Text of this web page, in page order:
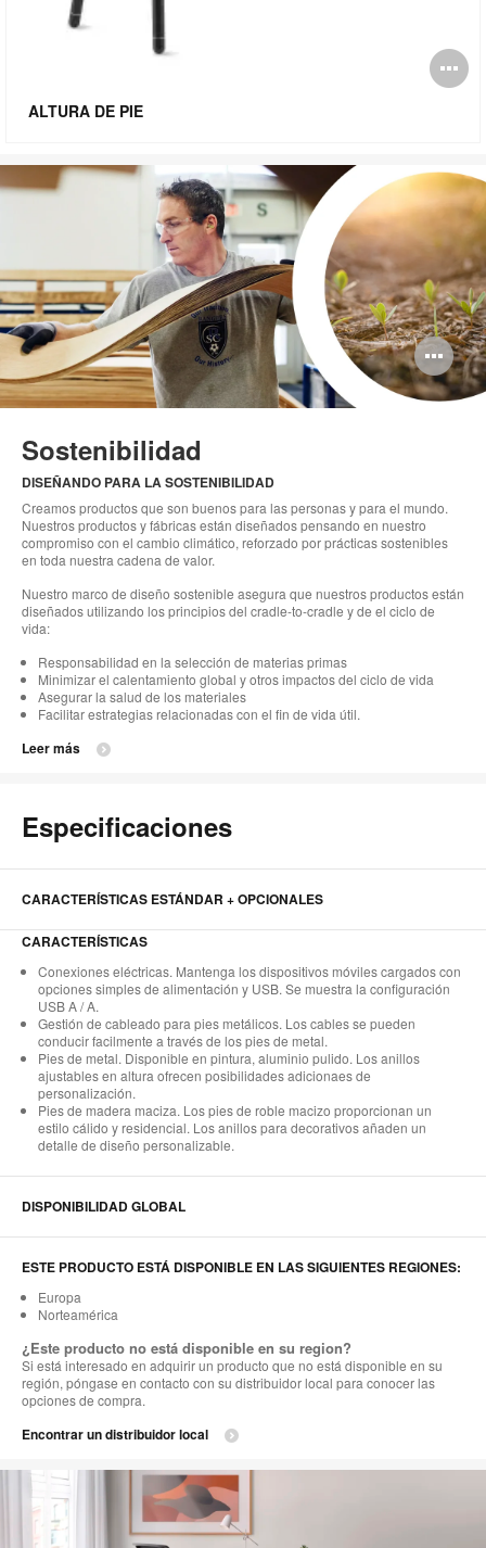
ALTURA DE PIE
Sostenibilidad
DISEÑANDO PARA LA SOSTENIBILIDAD
Creamos productos que son buenos para las personas y para el mundo.
Nuestros productos y fábricas están diseñados pensando en nuestro
compromiso con el cambio climático, reforzado por prácticas sostenibles
en toda nuestra cadena de valor.
Nuestro marco de diseño sostenible asegura que nuestros productos están
diseñados utilizando los principios del cradle-to-cradle y de el ciclo de
vida:
Responsabilidad en la selección de materias primas
Minimizar el calentamiento global y otros impactos del ciclo de vida
Asegurar la salud de los materiales
Facilitar estrategias relacionadas con el fin de vida útil.
Leer más
Especificaciones
CARACTERÍSTICAS ESTÁNDAR + OPCIONALES
CARACTERÍSTICAS
Conexiones eléctricas. Mantenga los dispositivos móviles cargados con
opciones simples de alimentación y USB. Se muestra la configuración
USB A / A.
Gestión de cableado para pies metálicos. Los cables se pueden
conducir facilmente a través de los pies de metal.
Pies de metal. Disponible en pintura, aluminio pulido. Los anillos
ajustables en altura ofrecen posibilidades adicionaes de
personalización.
Pies de madera maciza. Los pies de roble macizo proporcionan un
estilo cálido y residencial. Los anillos para decorativos añaden un
detalle de diseño personalizable.
DISPONIBILIDAD GLOBAL
ESTE PRODUCTO ESTÁ DISPONIBLE EN LAS SIGUIENTES REGIONES:
Europa
Norteamérica
¿Este producto no está disponible en su region?
Si está interesado en adquirir un producto que no está disponible en su
región, póngase en contacto con su distribuidor local para conocer las
opciones de compra.
Encontrar un distribuidor local